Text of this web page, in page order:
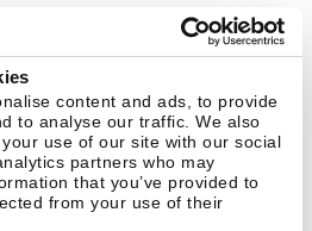
content and ads, to provide
to analyse our traffic. We also
use of our site with our social
partners who may
that you’ve provided to
from your use of their
Informativa sulla privacy
di licenza B2C
Blog Centro risorse Comunicati stampa
Encyclopedia